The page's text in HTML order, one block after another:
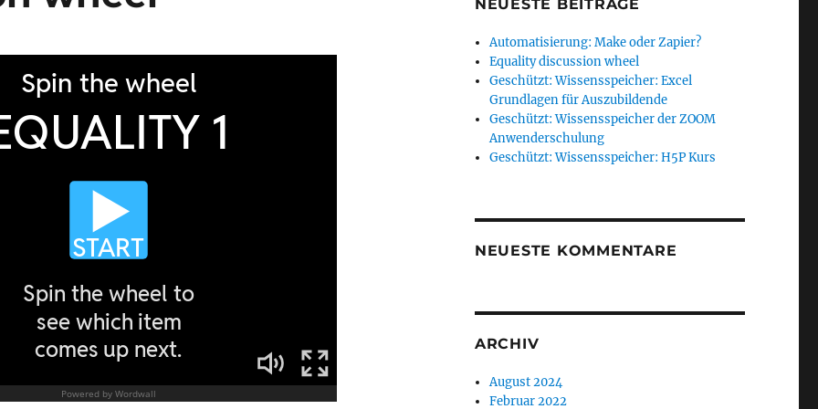
NEUESTE BEITRÄGE
Automatisierung: Make oder Zapier?
Equality discussion wheel
Geschützt: Wissensspeicher: Excel
Grundlagen für Auszubildende
Geschützt: Wissensspeicher der ZOOM
Anwenderschulung
Geschützt: Wissensspeicher: H5P Kurs
NEUESTE KOMMENTARE
ARCHIV
August 2024
Februar 2022